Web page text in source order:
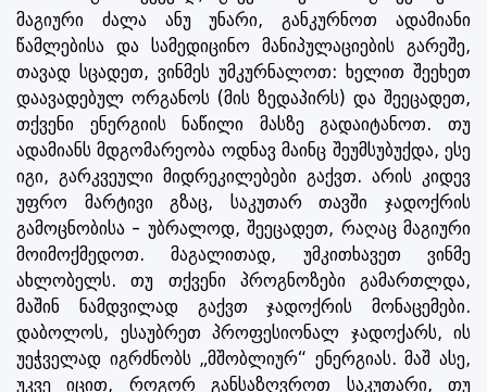
მაგიური ძალა ანუ უნარი, განკურნოთ ადამიანი
წამლებისა და სამედიცინო მანიპულაციების გარეშე,
თავად სცადეთ, ვინმეს უმკურნალოთ: ხელით შეეხეთ
დაავადებულ ორგანოს (მის ზედაპირს) და შეეცადეთ,
თქვენი ენერგიის ნაწილი მასზე გადაიტანოთ. თუ
ადამიანს მდგომარეობა ოდნავ მაინც შეუმსუბუქდა, ესე
იგი, გარკვეული მიდრეკილებები გაქვთ. არის კიდევ
უფრო მარტივი გზაც, საკუთარ თავში ჯადოქრის
გამოცნობისა - უბრალოდ, შეეცადეთ, რაღაც მაგიური
მოიმოქმედოთ. მაგალითად, უმკითხავეთ ვინმე
ახლობელს. თუ თქვენი პროგნოზები გამართლდა,
მაშინ ნამდვილად გაქვთ ჯადოქრის მონაცემები.
დაბოლოს, ესაუბრეთ პროფესიონალ ჯადოქარს, ის
უეჭველად იგრძნობს „მშობლიურ“ ენერგიას. მაშ ასე,
უკვე იცით, როგორ განსაზღვროთ საკუთარი, თუ